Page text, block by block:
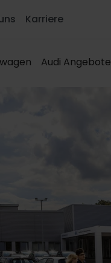
Karriere
Audi Angebote